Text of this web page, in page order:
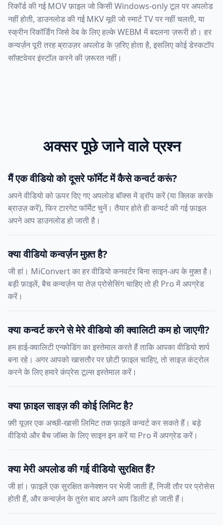
रिकॉर्ड की गई MOV फ़ाइल जो किसी Windows-only टूल पर अपलोड
नहीं होती, डाउनलोड की गई MKV मूवी जो स्मार्ट TV पर नहीं चलती, या
स्क्रीन रिकॉर्डिंग जिसे वेब के लिए हल्के WEBM में बदलना ज़रूरी हो। हर
कन्वर्ज़न पूरी तरह ब्राउज़र अपलोड के ज़रिए होता है, इसलिए कोई डेस्कटॉप
सॉफ़्टवेयर इंस्टॉल करने की ज़रूरत नहीं।
अक्सर पूछे जाने वाले प्रश्न
मैं एक वीडियो को दूसरे फॉर्मेट में कैसे कन्वर्ट करूं?
अपने वीडियो को ऊपर दिए गए अपलोड बॉक्स में ड्रॉप करें (या क्लिक करके
ब्राउज़ करें), फिर टारगेट फॉर्मेट चुनें। तैयार होते ही कन्वर्ट की गई फ़ाइल
अपने आप डाउनलोड हो जाती है।
क्या वीडियो कन्वर्ज़न मुफ़्त है?
जी हां। MiConvert का हर वीडियो कनवर्टर बिना साइन-अप के मुफ़्त है।
बड़ी फ़ाइलें, बैच कन्वर्ज़न या तेज़ प्रोसेसिंग चाहिए तो ही Pro में अपग्रेड
करें।
क्या कन्वर्ट करने से मेरे वीडियो की क्वालिटी कम हो जाएगी?
हम हाई-क्वालिटी एन्कोडिंग का इस्तेमाल करते हैं ताकि आपका वीडियो शार्प
बना रहे। अगर आपको खासतौर पर छोटी फ़ाइल चाहिए, तो साइज़ कंट्रोल
करने के लिए हमारे कंप्रेस टूल्स इस्तेमाल करें।
क्या फ़ाइल साइज़ की कोई लिमिट है?
फ़्री यूज़र एक अच्छी-खासी लिमिट तक फ़ाइलें कन्वर्ट कर सकते हैं। बड़े
वीडियो और बैच जॉब्स के लिए साइन इन करें या Pro में अपग्रेड करें।
क्या मेरी अपलोड की गई वीडियो सुरक्षित हैं?
जी हां। फ़ाइलें एक सुरक्षित कनेक्शन पर भेजी जाती हैं, निजी तौर पर प्रोसेस
होती हैं, और कन्वर्ज़न के तुरंत बाद अपने आप डिलीट हो जाती हैं।